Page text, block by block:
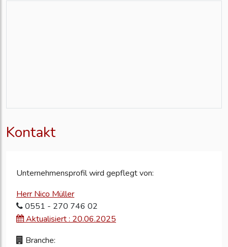
Kontakt
Unternehmensprofil wird gepflegt von:
Herr Nico Müller
0551 - 270 746 02
Aktualisiert : 20.06.2025
Branche: